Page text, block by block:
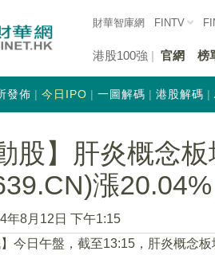
財華智庫網 FINTV
港股100強 官網 榜
發佈 今日IPO 一圖解碼 港股解碼
股】肝炎概念
漲20.04%
年8月12日 下午1:15
】今日午盤，截至13:15，肝炎概念